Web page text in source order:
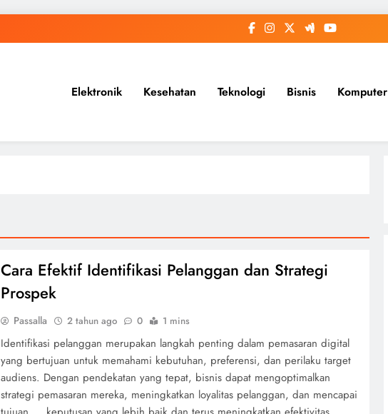
Elektronik Kesehatan Teknologi Bisnis Komputer
Cara Efektif Identifikasi Pelanggan dan Strategi
Prospek
Passalla 2 tahun ago 0 1 mins
Identifikasi pelanggan merupakan langkah penting dalam pemasaran digital
yang bertujuan untuk memahami kebutuhan, preferensi, dan perilaku target
audiens. Dengan pendekatan yang tepat, bisnis dapat mengoptimalkan
strategi pemasaran mereka, meningkatkan loyalitas pelanggan, dan mencapai